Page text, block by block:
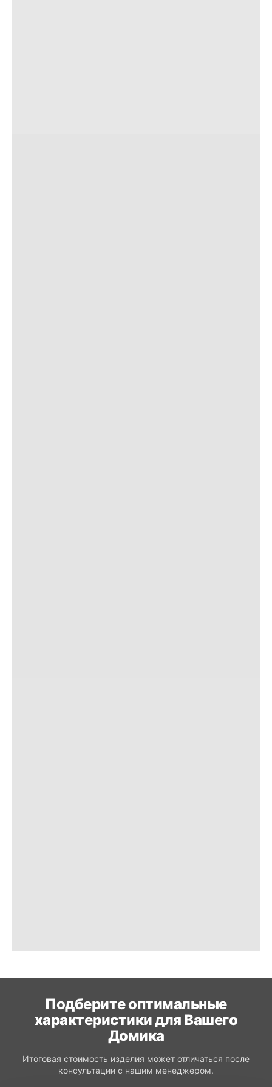
Подберите оптимальные
характеристики для Вашего
Домика
Итоговая стоимость изделия может отличаться после
консультации с нашим менеджером.